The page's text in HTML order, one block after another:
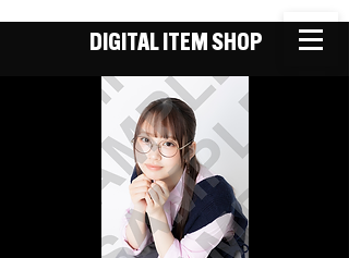
DIGITAL ITEM SHOP